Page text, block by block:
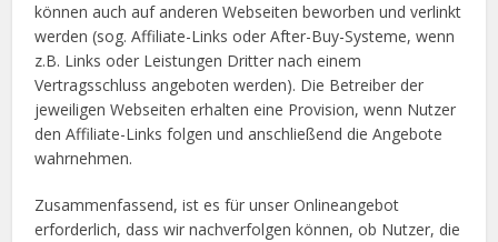
können auch auf anderen Webseiten beworben und verlinkt
werden (sog. Affiliate-Links oder After-Buy-Systeme, wenn
z.B. Links oder Leistungen Dritter nach einem
Vertragsschluss angeboten werden). Die Betreiber der
jeweiligen Webseiten erhalten eine Provision, wenn Nutzer
den Affiliate-Links folgen und anschließend die Angebote
wahrnehmen.
Zusammenfassend, ist es für unser Onlineangebot
erforderlich, dass wir nachverfolgen können, ob Nutzer, die